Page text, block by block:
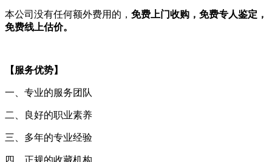
本公司没有任何额外费用的， 免费上门收购，免费专人鉴定，
免费线上估价。
【服务优势】
一、专业的服务团队
二、良好的职业素养
三、多年的专业经验
四、正规的收藏机构